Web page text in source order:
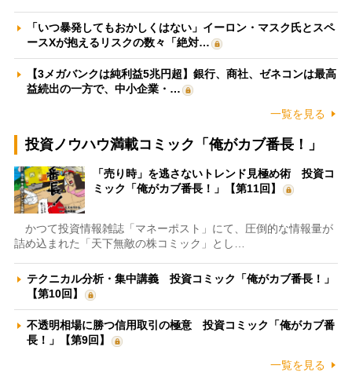
「いつ暴発してもおかしくはない」イーロン・マスク氏とスペ
ースXが抱えるリスクの数々「絶対…
【3メガバンクは純利益5兆円超】銀行、商社、ゼネコンは最高
益続出の一方で、中小企業・…
一覧を見る
投資ノウハウ満載コミック「俺がカブ番長！」
「売り時」を逃さないトレンド見極め術 投資コ
ミック「俺がカブ番長！」【第11回】
かつて投資情報雑誌「マネーポスト」にて、圧倒的な情報量が
詰め込まれた「天下無敵の株コミック」とし…
テクニカル分析・集中講義 投資コミック「俺がカブ番長！」
【第10回】
不透明相場に勝つ信用取引の極意 投資コミック「俺がカブ番
長！」【第9回】
一覧を見る